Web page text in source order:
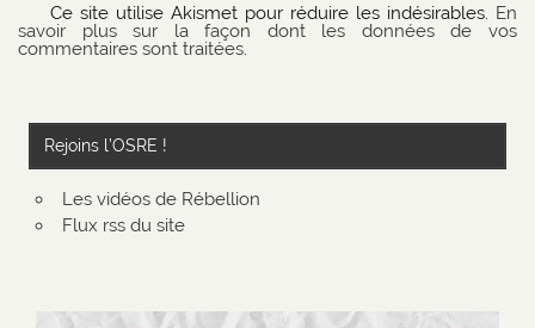
Ce site utilise Akismet pour réduire les indésirables. En
savoir plus sur la façon dont les données de vos
commentaires sont traitées.
Rejoins l’OSRE !
Les vidéos de Rébellion
Flux rss du site